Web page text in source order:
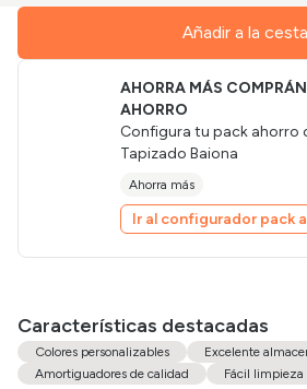
Añadir a la cesta
AHORRA MÁS
AHORRO
Configura tu pack ahorro
Tapizado Baiona
Ahorra más
Ir al configurador pack
Características destacadas
Colores personalizables
Excelente
Amortiguadores de calidad
Fácil limpieza